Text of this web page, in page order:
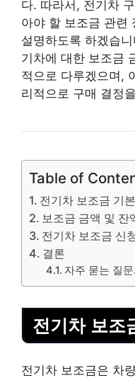
다. 따라서, 전기차
아야 할 보조금 관련
설명하도록 하겠습
기차에 대한 보조금
적으로 다루겠으며,
리적으로 구매 결정
Table of
전기차 보조금 기
보조금 금액 및 잔
전기차 보조금 신
결론
자주 묻는 질
전기차 보조
전기차 보조금은 차